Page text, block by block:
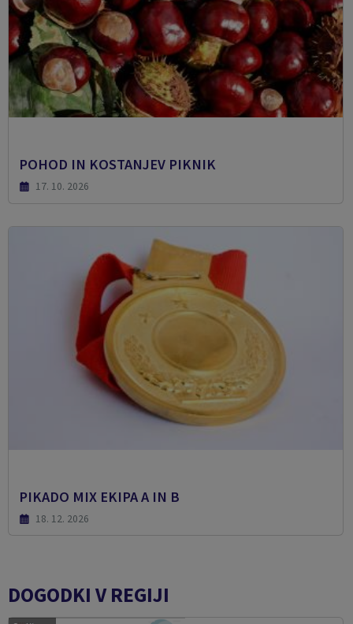
POHOD IN KOSTANJEV PIKNIK
17. 10. 2026
PIKADO MIX EKIPA A IN B
18. 12. 2026
DOGODKI V REGIJI